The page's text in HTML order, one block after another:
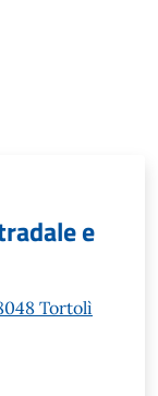
e
Tortolì